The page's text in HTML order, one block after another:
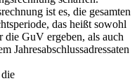
ist es, die gesamten
das heißt sowohl
GuV ergeben, als auch
Jahresabschlussadressaten